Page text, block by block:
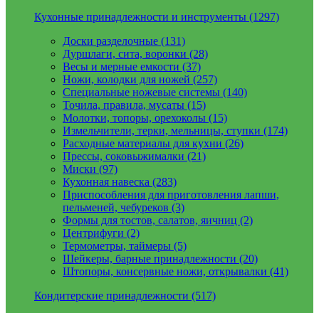
Кухонные принадлежности и инструменты (1297)
Доски разделочные (131)
Дуршлаги, сита, воронки (28)
Весы и мерные емкости (37)
Ножи, колодки для ножей (257)
Специальные ножевые системы (140)
Точила, правила, мусаты (15)
Молотки, топоры, орехоколы (15)
Измельчители, терки, мельницы, ступки (174)
Расходные материалы для кухни (26)
Прессы, соковыжималки (21)
Миски (97)
Кухонная навеска (283)
Приспособления для приготовления лапши,
пельменей, чебуреков (3)
Формы для тостов, салатов, яичниц (2)
Центрифуги (2)
Термометры, таймеры (5)
Шейкеры, барные принадлежности (20)
Штопоры, консервные ножи, открывалки (41)
Кондитерские принадлежности (517)